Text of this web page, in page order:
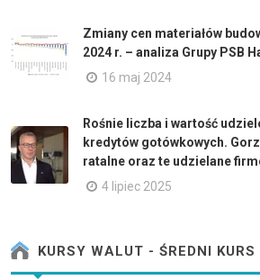
Zmiany cen materiałów
2024 r. – analiza Grupy PSB
16 maj 2024
Rośnie liczba i wartość
kredytów gotówkowych.
ratalne oraz te udzielane
4 lipiec 2025
KURSY WALUT - ŚREDNI KURS